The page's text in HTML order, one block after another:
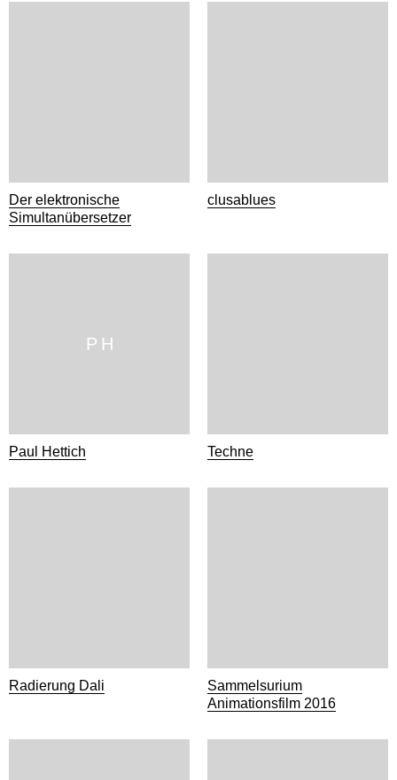
Der elektronische
Simultanübersetzer
clusablues
P H
Paul Hettich Techne
Radierung Dali
Sammelsurium
Animationsfilm 2016